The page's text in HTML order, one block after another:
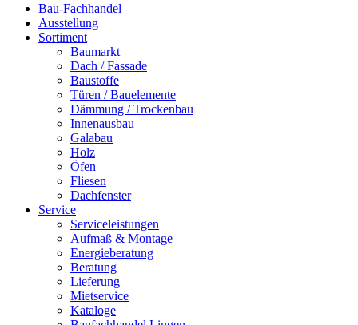
Bau-Fachhandel
Ausstellung
Sortiment
Baumarkt
Dach / Fassade
Baustoffe
Türen / Bauelemente
Dämmung / Trockenbau
Innenausbau
Galabau
Holz
Öfen
Fliesen
Dachfenster
Service
Serviceleistungen
Aufmaß & Montage
Energieberatung
Beratung
Lieferung
Mietservice
Kataloge